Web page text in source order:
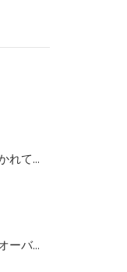
歩行中に車にひかれて頭部外傷を負い、その４か月後に亡くなり、死亡部分も含めて裁判所の基準で損害賠償金を獲得した事案｜たおく法律事務所
センターラインオーバーの対向車に衝突され、むち打ちを発症し、裁判所の基準で慰謝料などの損害賠償金を獲得した事案｜たおく法律事務所